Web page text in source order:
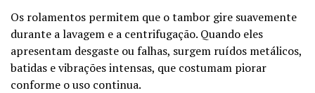
Os rolamentos permitem que o tambor gire suavemente
durante a lavagem e a centrifugação. Quando eles
apresentam desgaste ou falhas, surgem ruídos metálicos,
batidas e vibrações intensas, que costumam piorar
conforme o uso continua.